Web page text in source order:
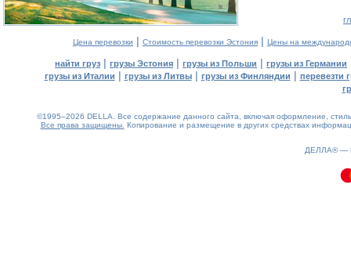
Цена перевозки | Стоимость перевозки Эстония | Цены на
найти груз | грузы Эстония | грузы из Польши | грузы из Германии
грузы из Италии | грузы из Литвы| грузы из Финляндии | перевезти
©1995–2026 DELLA. Все содержание данного сайта, включая оформление,
Все права защищены. Копирование и размещение в других средствах
ДЕЛЛА® —